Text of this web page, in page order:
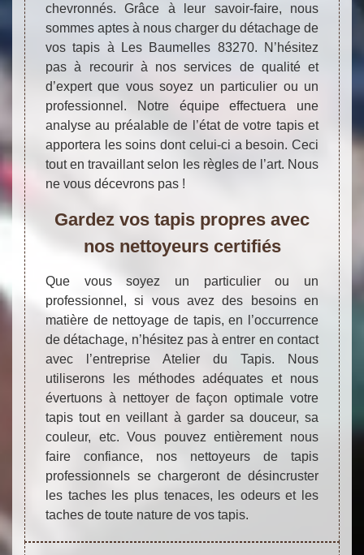
chevronnés. Grâce à leur savoir-faire, nous
sommes aptes à nous charger du détachage de
vos tapis à Les Baumelles 83270. N’hésitez
pas à recourir à nos services de qualité et
d’expert que vous soyez un particulier ou un
professionnel. Notre équipe effectuera une
analyse au préalable de l’état de votre tapis et
apportera les soins dont celui-ci a besoin. Ceci
tout en travaillant selon les règles de l’art. Nous
ne vous décevrons pas !
Gardez vos tapis propres avec
nos nettoyeurs certifiés
Que vous soyez un particulier ou un
professionnel, si vous avez des besoins en
matière de nettoyage de tapis, en l’occurrence
de détachage, n’hésitez pas à entrer en contact
avec l’entreprise Atelier du Tapis. Nous
utiliserons les méthodes adéquates et nous
évertuons à nettoyer de façon optimale votre
tapis tout en veillant à garder sa douceur, sa
couleur, etc. Vous pouvez entièrement nous
faire confiance, nos nettoyeurs de tapis
professionnels se chargeront de désincruster
les taches les plus tenaces, les odeurs et les
taches de toute nature de vos tapis.